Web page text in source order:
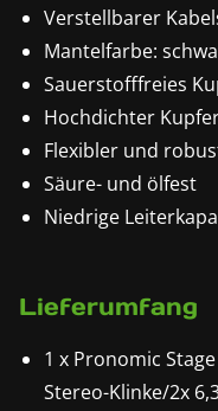
Verstellbarer
Mantelfarbe:
Sauerstofffreies
Hochdichter
Flexibler und
Säure- und ölfest
Niedrige
Lieferumfang
1 x Pronomic
Stereo-Klinke/2x